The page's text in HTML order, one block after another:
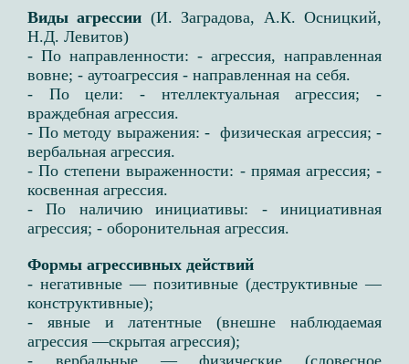
Виды агрессии (И. Заградова, А.К. Осницкий,
Н.Д. Левитов)
- По направленности: ​- агрессия, направленная
вовне; - аутоагрессия - направленная на себя. ​
- По цели: ​- нтеллектуальная агрессия; -
враждебная агрессия. ​
- По методу выражения: ​- физическая агрессия; -
вербальная агрессия. ​
- По степени выраженности: ​- прямая агрессия; -
косвенная агрессия. ​
- По наличию инициативы: ​- инициативная
агрессия; - оборонительная агрессия. ​
Формы агрессивных действий​
- негативные — позитивные (деструктивные —
конструктивные);​
- явные и латентные (внешне наблюдаемая
агрессия —скрытая агрессия);​
- вербальные — физические (словесное